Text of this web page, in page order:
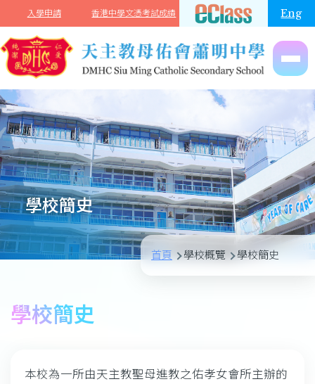
移至主內容
入學申請 香港中學文憑考試成績 Eng
學校簡史
導
首頁 學校概覽 學校簡史
學校簡史
本校為一所由天主教聖母進教之佑孝女會所主辦的